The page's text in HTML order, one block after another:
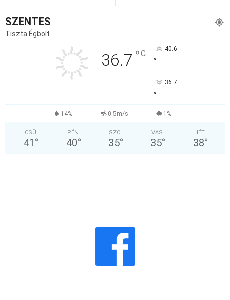
SZENTES
Tiszta Égbolt
36.7 °C 40.6
°
36.7
°
14% 0.5m/s 1%
CSÜ
41 °
PÉN
40°
SZO
35°
VAS
35°
HÉT
38°